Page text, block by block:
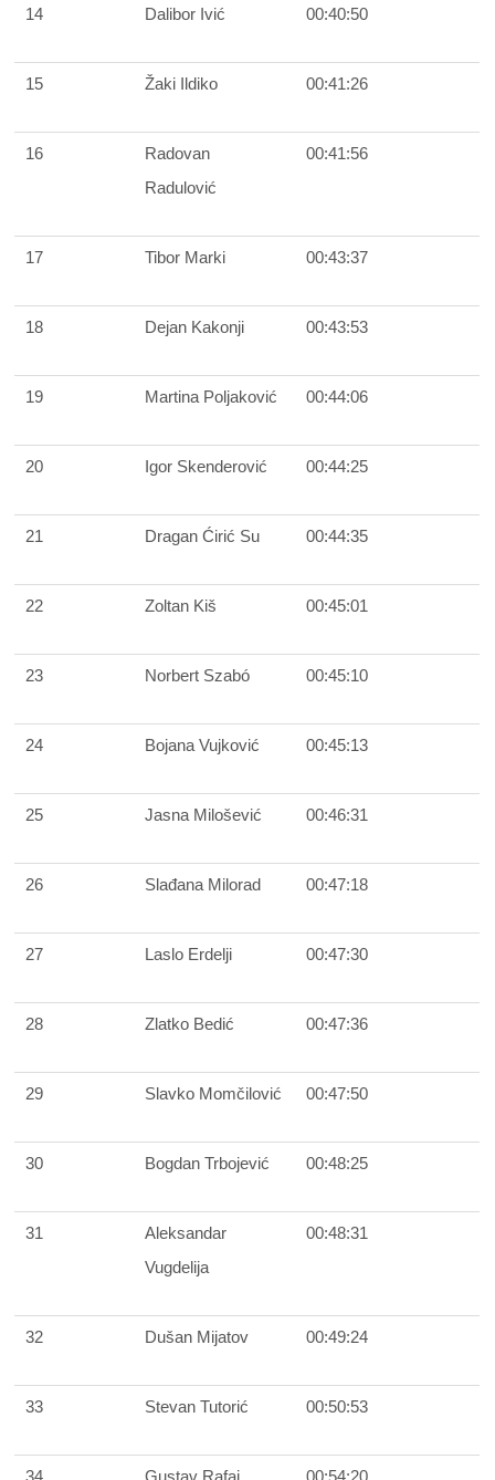
14 Dalibor Ivić 00:40:50
15 Žaki Ildiko 00:41:26
16
Radovan
Radulović
00:41:56
17 Tibor Marki 00:43:37
18 Dejan Kakonji 00:43:53
19 Martina Poljaković 00:44:06
20 Igor Skenderović 00:44:25
21 Dragan Ćirić Su 00:44:35
22 Zoltan Kiš 00:45:01
23 Norbert Szabó 00:45:10
24 Bojana Vujković 00:45:13
25 Jasna Milošević 00:46:31
26 Slađana Milorad 00:47:18
27 Laslo Erdelji 00:47:30
28 Zlatko Bedić 00:47:36
29 Slavko Momčilović 00:47:50
30 Bogdan Trbojević 00:48:25
31
Aleksandar
Vugdelija
00:48:31
32 Dušan Mijatov 00:49:24
33 Stevan Tutorić 00:50:53